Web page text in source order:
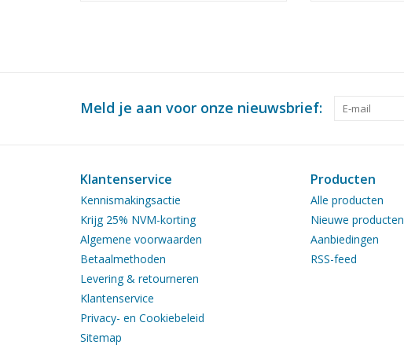
Meld je aan voor onze nieuwsbrief:
Klantenservice
Kennismakingsactie
Krijg 25% NVM-korting
Algemene voorwaarden
Betaalmethoden
Levering & retourneren
Klantenservice
Privacy- en Cookiebeleid
Sitemap
Producten
Alle producten
Nieuwe producten
Aanbiedingen
RSS-feed